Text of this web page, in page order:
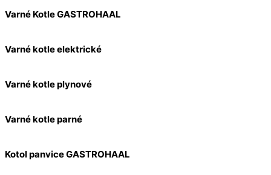
Varné Kotle GASTROHAAL
Varné kotle elektrické
Varné kotle plynové
Varné kotle parné
Kotol panvice GASTROHAAL